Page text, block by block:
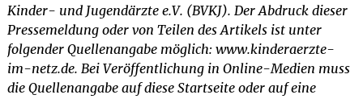
Kinder- und Jugendärzte e.V. (BVKJ). Der Abdruck dieser
Pressemeldung oder von Teilen des Artikels ist unter
folgender Quellenangabe möglich: www.kinderaerzte-
im-netz.de. Bei Veröffentlichung in Online-Medien muss
die Quellenangabe auf diese Startseite oder auf eine